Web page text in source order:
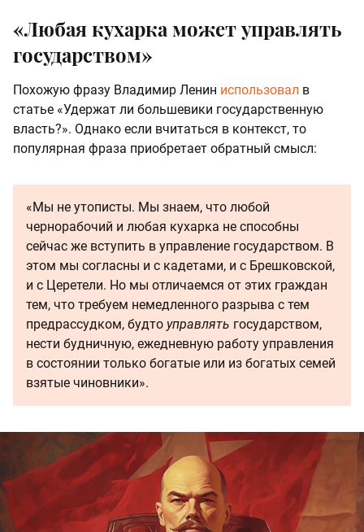
«Любая кухарка может управлять
государством»
Похожую фразу Владимир Ленин использовал в
статье «Удержат ли большевики государственную
власть?». Однако если вчитаться в контекст, то
популярная фраза приобретает обратный смысл:
«Мы не утописты. Мы знаем, что любой
чернорабочий и любая кухарка не способны
сейчас же вступить в управление государством. В
этом мы согласны и с кадетами, и с Брешковской,
и с Церетели. Но мы отличаемся от этих граждан
тем, что требуем немедленного разрыва с тем
предрассудком, будто управлять государством,
нести будничную, ежедневную работу управления
в состоянии только богатые или из богатых семей
взятые чиновники».